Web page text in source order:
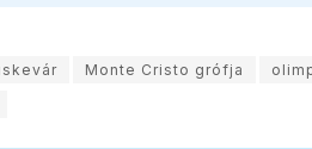
Monte Cristo grófja